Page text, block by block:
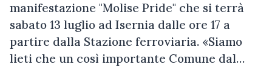
manifestazione "Molise Pride" che si terrà
sabato 13 luglio ad Isernia dalle ore 17 a
partire dalla Stazione ferroviaria. «Siamo
lieti che un così importante Comune dal…